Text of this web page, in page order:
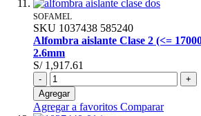
SOFAMEL
SKU 1037438 585240
Alfombra aislante Clase 2 (<=
2.6mm
S/ 1,917.61
-
+
Agregar
Agregar a favoritos Comparar